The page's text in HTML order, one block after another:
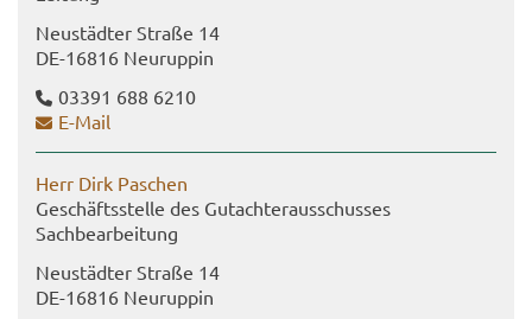
Neu­städ­ter Stra­ße 14
DE-​16816 Neu­rup­pin
03391 688 6210
E-​Mail
Herr Dirk Pa­schen
Ge­schäfts­stel­le des Gut­ach­ter­aus­schus­ses
Sach­be­ar­bei­tung
Neu­städ­ter Stra­ße 14
DE-​16816 Neu­rup­pin